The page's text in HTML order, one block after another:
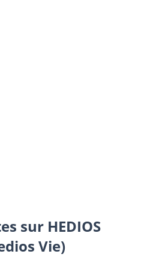
sur HEDIOS
Vie)